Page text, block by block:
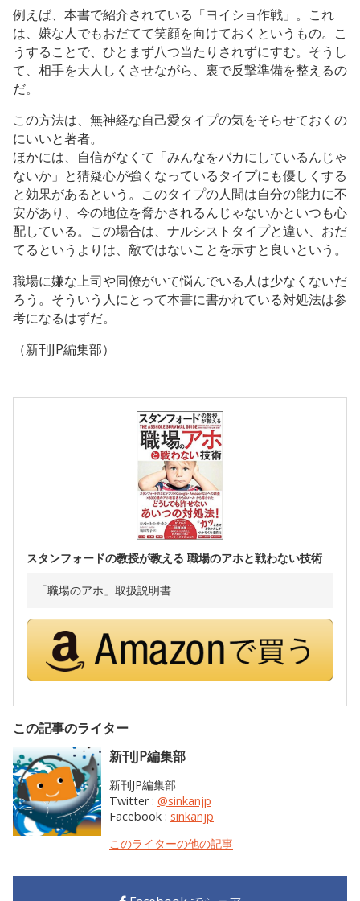
例えば、本書で紹介されている「ヨイショ作戦」。これ
は、嫌な人でもおだてて笑顔を向けておくというもの。こ
うすることで、ひとまず八つ当たりされずにすむ。そうし
て、相手を大人しくさせながら、裏で反撃準備を整えるの
だ。
この方法は、無神経な自己愛タイプの気をそらせておくの
にいいと著者。
ほかには、自信がなくて「みんなをバカにしているんじゃ
ないか」と猜疑心が強くなっているタイプにも優しくする
と効果があるという。このタイプの人間は自分の能力に不
安があり、今の地位を脅かされるんじゃないかといつも心
配している。この場合は、ナルシストタイプと違い、おだ
てるというよりは、敵ではないことを示すと良いという。
職場に嫌な上司や同僚がいて悩んでいる人は少なくないだ
ろう。そういう人にとって本書に書かれている対処法は参
考になるはずだ。
（新刊JP編集部）
スタンフォードの教授が教える 職場のアホと戦わない技術
「職場のアホ」取扱説明書
この記事のライター
新刊JP編集部
新刊JP編集部
Twitter : @sinkanjp
Facebook : sinkanjp
このライターの他の記事